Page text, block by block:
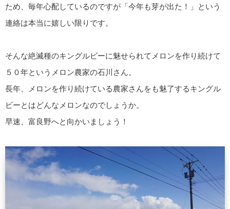
ため、毎年心配しているのですが「今年も芽が出た！」という
連絡は本当に嬉しい限りです。
そんな絶滅種のキングルビーに魅せられてメロンを作り続けて
５０年というメロン農家の石川さん。
長年、メロンを作り続けている農家さんをも魅了するキングル
ビーとはどんなメロンなのでしょうか。
早速、富良野へと向かいましょう！